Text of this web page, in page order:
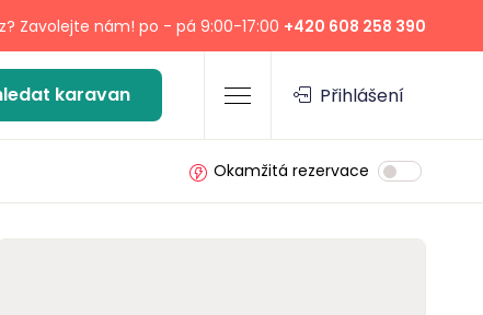
Zavolejte nám! po - pá 9:00-17:00 +420 608 258 390
karavan Přihlášení
Okamžitá rezervace